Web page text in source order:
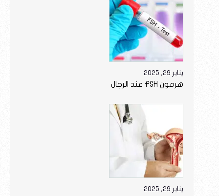
هرمون FSH عند الرجال
يناير 29, 2025
يناير 29, 2025